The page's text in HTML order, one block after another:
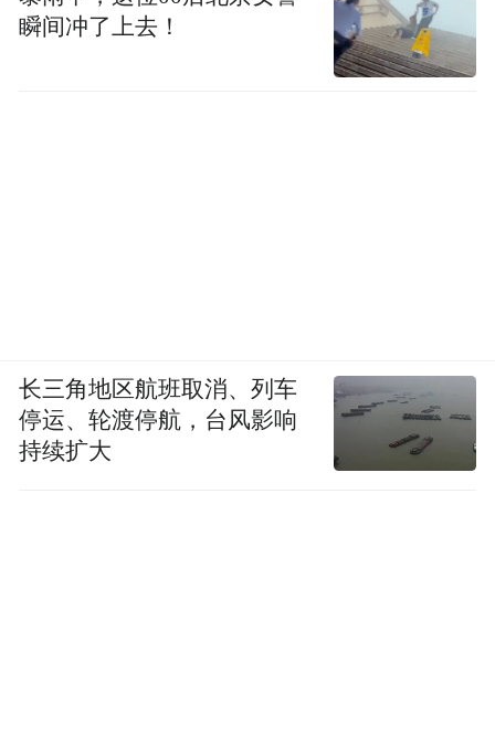
瞬间冲了上去！
长三角地区航班取消、列车
停运、轮渡停航，台风影响
持续扩大